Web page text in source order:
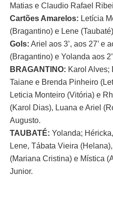
Matias e Claudio Rafael
Cartões Amarelos: Letícia
(Bragantino) e Lene (Taubaté)
Gols: Ariel aos 3’, aos 27’ e
(Bragantino) e Yolanda aos
BRAGANTINO: Karol Alves;
Taiane e Brenda Pinheiro
Leticia Monteiro (Vitória) e
(Karol Dias), Luana e Ariel
Augusto.
TAUBATÉ: Yolanda;
Lene, Tábata Vieira
(Mariana Cristina) e Mística
Junior.